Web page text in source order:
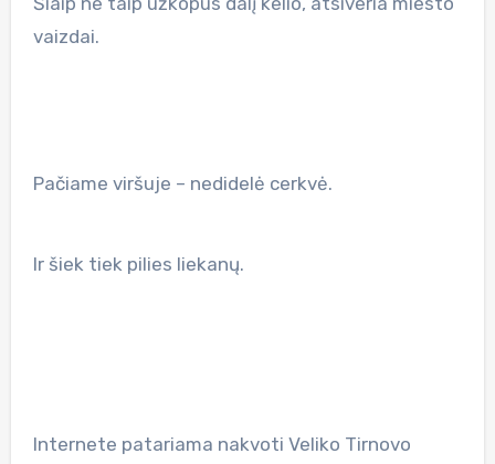
vaizdai.
Pačiame viršuje – nedidelė cerkvė.
Ir šiek tiek pilies liekanų.
Internete patariama nakvoti Veliko Tirnovo